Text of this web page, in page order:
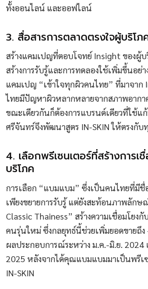
ทั้งออนไลน์ และออฟไลน์
3. สื่อสารการตลาดตรงใจผู้บริโภ
สร้างแคมเปญที่ตอบโจทย์ Insight ของผู้บ
สร้างการรับรู้และการทดลองใช้เพิ่มขึ้นอย่
แคมเปญ “เข้าใจทุกผิวคนไทย” ที่มาจาก
ไทยมีปัญหาผิวหลากหลายจากสภาพอาก
ขณะเดียวกันก็ต้องการแบรนด์เดียวที่ใช้แ
ศรีจันทร์จึงพัฒนาสูตร IN-SKIN ให้ตรงกั
4. เลือกพรีเซนเตอร์ที่สร้างการเ
บริโภค
การเลือก “แบมแบม” ซึ่งเป็นคนไทยที่มีชื่
เพียงขยายการรับรู้ แต่ยังสะท้อนภาพลักษ
Classic Thainess” สร้างความเชื่อมโยง
คนรุ่นใหม่ ซึ่งกลยุทธ์นี้ช่วยเพิ่มยอดขายถึง
ผลประกอบการณ์ระหว่าง ม.ค.-มิ.ย. 2024
2025 หลังจากได้คุณแบมแบมมาเป็นพรีเซ
IN-SKIN